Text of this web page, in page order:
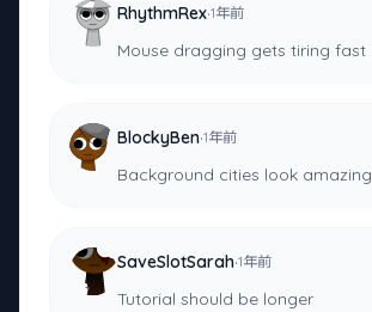
RhythmRex·1年前
Mouse dragging gets tiring fast
BlockyBen·1年前
Background cities look amazing
SaveSlotSarah·1年前
Tutorial should be longer